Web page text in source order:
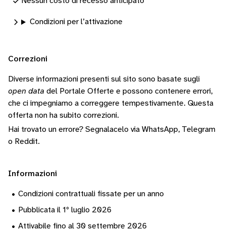
Condizioni per l’attivazione
Correzioni
Diverse informazioni presenti sul sito sono basate sugli
open data del Portale Offerte e possono contenere errori,
che ci impegniamo a correggere tempestivamente. Questa
offerta non ha subito correzioni.
Hai trovato un errore? Segnalacelo via WhatsApp, Telegram
o Reddit.
Informazioni
• Condizioni contrattuali fissate per un anno
• Pubblicata il 1º luglio 2026
• Attivabile fino al 30 settembre 2026